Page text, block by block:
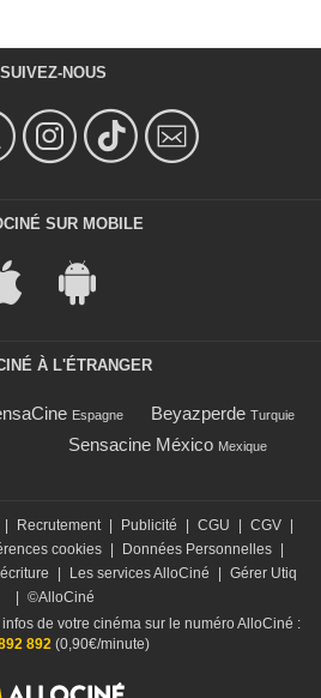
SUIVEZ-NOUS
SUR MOBILE
À L'ÉTRANGER
Espagne Beyazperde Turquie
Sensacine México Mexique
| Recrutement | Publicité | CGU | CGV |
cookies | Données Personnelles |
| Les services AlloCiné | Gérer Utiq
| ©AlloCiné
de votre cinéma sur le numéro AlloCiné :
892 (0,90€/minute)